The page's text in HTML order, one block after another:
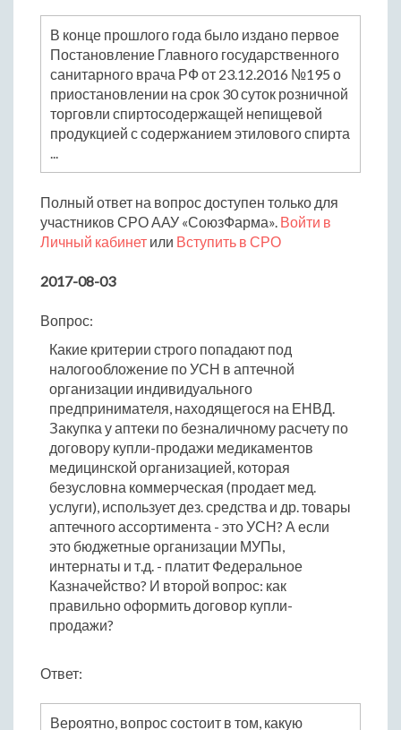
В конце прошлого года было издано первое
Постановление Главного государственного
санитарного врача РФ от 23.12.2016 №195 о
приостановлении на срок 30 суток розничной
торговли спиртосодержащей непищевой
продукцией с содержанием этилового спирта
...
Полный ответ на вопрос доступен только для
участников СРО ААУ «СоюзФарма». Войти в
Личный кабинет или Вступить в СРО
2017-08-03
Вопрос:
Какие критерии строго попадают под
налогообложение по УСН в аптечной
организации индивидуального
предпринимателя, находящегося на ЕНВД.
Закупка у аптеки по безналичному расчету по
договору купли-продажи медикаментов
медицинской организацией, которая
безусловна коммерческая (продает мед.
услуги), использует дез. средства и др. товары
аптечного ассортимента - это УСН? А если
это бюджетные организации МУПы,
интернаты и т.д. - платит Федеральное
Казначейство? И второй вопрос: как
правильно оформить договор купли-
продажи?
Ответ:
Вероятно, вопрос состоит в том, какую